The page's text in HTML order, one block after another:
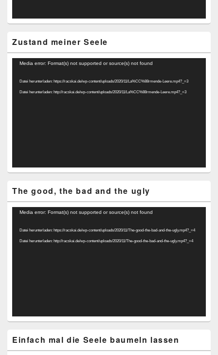
Zustand meiner Seele
Video-
Media error: Format(s) not supported or source(s) not found
Datei herunterladen: https://racskai.de/wp-content/uploads/2020/11/La%CC%88rmende-Leere.mp4?_=3
Datei herunterladen: http://racskai.de/wp-content/uploads/2020/11/La%CC%88rmende-Leere.mp4?_=3
The good, the bad and the ugly
Video-
Media error: Format(s) not supported or source(s) not found
Datei herunterladen: https://racskai.de/wp-content/uploads/2020/11/The-good-the-bad-and-the-ugly.mp4?_=4
Datei herunterladen: http://racskai.de/wp-content/uploads/2020/11/The-good-the-bad-and-the-ugly.mp4?_=4
Einfach mal die Seele baumeln lassen